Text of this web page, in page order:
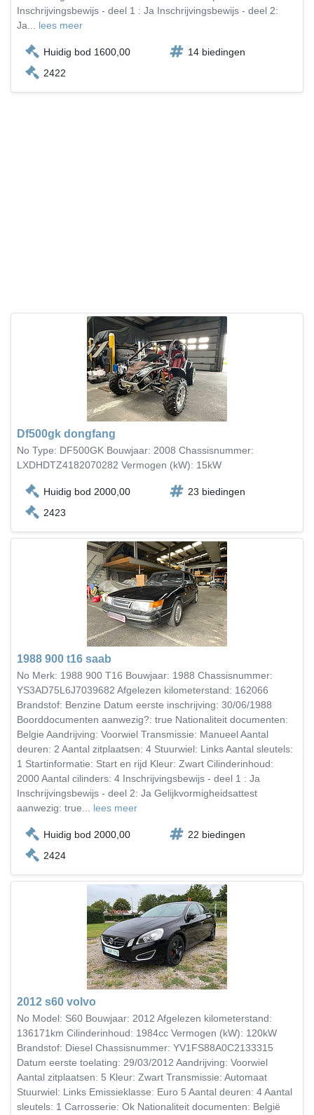
Inschrijvingsbewijs - deel 1 : Ja Inschrijvingsbewijs - deel 2:
Ja... lees meer
Huidig bod 1600,00
14 biedingen
2422
Df500gk dongfang
No Type: DF500GK Bouwjaar: 2008 Chassisnummer:
LXDHDTZ4182070282 Vermogen (kW): 15kW
Huidig bod 2000,00
23 biedingen
2423
1988 900 t16 saab
No Merk: 1988 900 T16 Bouwjaar: 1988 Chassisnummer:
YS3AD75L6J7039682 Afgelezen kilometerstand: 162066
Brandstof: Benzine Datum eerste inschrijving: 30/06/1988
Boorddocumenten aanwezig?: true Nationaliteit documenten:
Belgie Aandrijving: Voorwiel Transmissie: Manueel Aantal
deuren: 2 Aantal zitplaatsen: 4 Stuurwiel: Links Aantal sleutels:
1 Startinformatie: Start en rijd Kleur: Zwart Cilinderinhoud:
2000 Aantal cilinders: 4 Inschrijvingsbewijs - deel 1 : Ja
Inschrijvingsbewijs - deel 2: Ja Gelijkvormigheidsattest
aanwezig: true... lees meer
Huidig bod 2000,00
22 biedingen
2424
2012 s60 volvo
No Model: S60 Bouwjaar: 2012 Afgelezen kilometerstand:
136171km Cilinderinhoud: 1984cc Vermogen (kW): 120kW
Brandstof: Diesel Chassisnummer: YV1FS88A0C2133315
Datum eerste toelating: 29/03/2012 Aandrijving: Voorwiel
Aantal zitplaatsen: 5 Kleur: Zwart Transmissie: Automaat
Stuurwiel: Links Emissieklasse: Euro 5 Aantal deuren: 4 Aantal
sleutels: 1 Carrosserie: Ok Nationaliteit documenten: België